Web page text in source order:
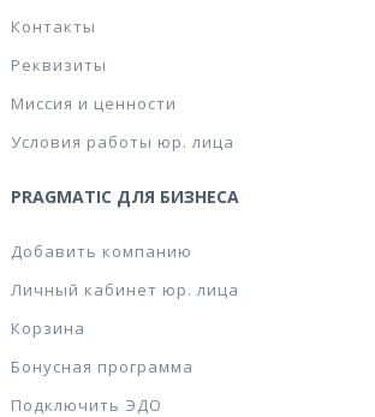
Контакты
Реквизиты
Миссия и ценности
Условия работы юр. лица
PRAGMATIC ДЛЯ БИЗНЕСА
Добавить компанию
Личный кабинет юр. лица
Корзина
Бонусная программа
Подключить ЭДО